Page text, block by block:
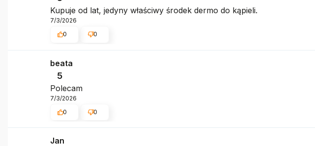
Kupuje od lat, jedyny właściwy środek dermo do kąpieli.
7/3/2026
0
0
beata
5
Polecam
7/3/2026
0
0
Jan